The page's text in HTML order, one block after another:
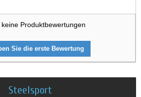
Produktbewertungen
Sie die erste Bewertung
Steelsport